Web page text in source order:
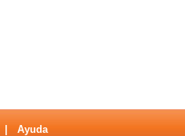
Ayuda